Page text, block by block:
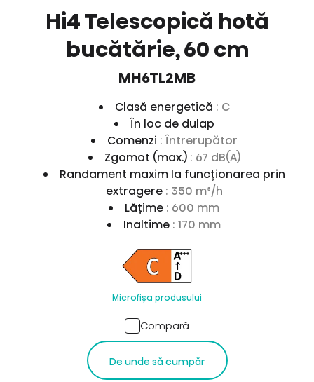
Hi4 Telescopică hotă
bucătărie, 60 cm
MH6TL2MB
Clasă energetică : C
În loc de dulap
Comenzi : Întrerupător
Zgomot (max.) : 67 dB(A)
Randament maxim la funcţionarea prin
extragere : 350 m³/h
Lăţime : 600 mm
Inaltime : 170 mm
Microfișa produsului
Compară
De unde să cumpăr